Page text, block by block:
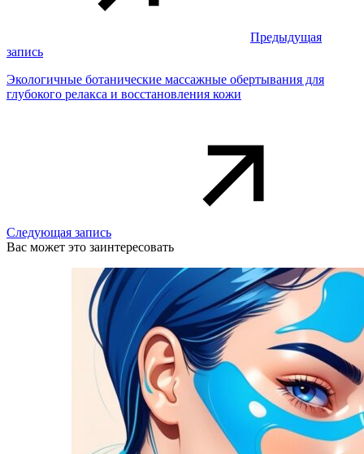
Предыдущая
запись
Экологичные ботанические массажные обертывания для
глубокого релакса и восстановления кожи
Следующая запись
Вас может это заинтересовать